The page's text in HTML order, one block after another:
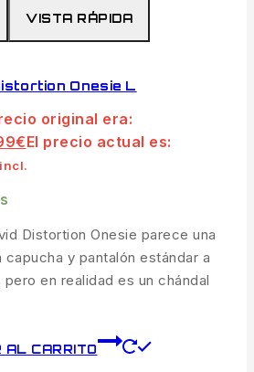
VISTA RÁPIDA
Onesie L
original era:
€El precio actual es:
Distortion Onesie parece una
capucha y pantalón estándar a
en realidad es un chándal
AL CARRITO